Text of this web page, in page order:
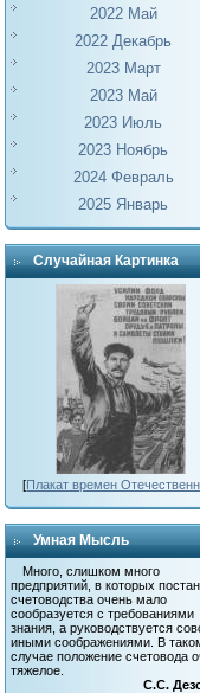
2022 Май
2022 Декабрь
2023 Март
2023 Май
2023 Июль
2023 Ноябрь
2024 Февраль
2025 Январь
Случайная Картинка
[Плакат времен
Умная Мысль
Много, слишком много
предприятий, в которых
счетоводства очень мало
сообразуется с требованиями
знания, а руководствуется
иными соображениями. В
случае положение счетовода
тяжелое.
С.С.